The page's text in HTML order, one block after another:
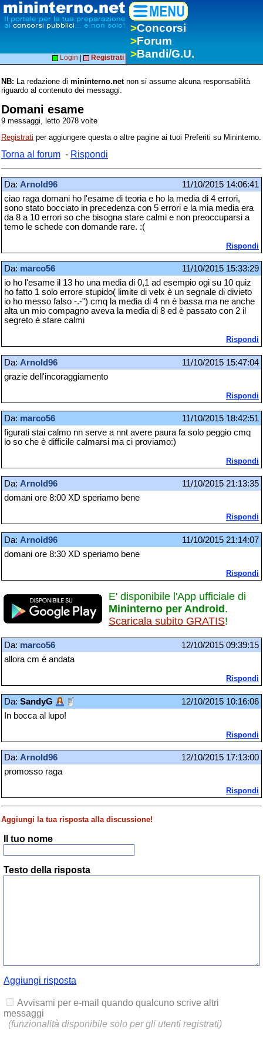
>Concorsi
>Forum
>Bandi/G.U.
Login Registrati
NB: La redazione di mininterno.netnon si assume alcuna responsabilità
riguardo al contenuto dei messaggi.
Domani esame
9 messaggi, letto 2078 volte
Registrati per aggiungere questa o altre pagine ai tuoi Preferiti su Mininterno.
Torna al forum - Rispondi
Da: Arnold96
11/10/2015 14:06:41
ciao raga domani ho l'esame di teoria e ho la media di 4 errori,
sono stato bocciato in precedenza con 5 errori e la mia media era
da 8 a 10 errori so che bisogna stare calmi e non preoccuparsi a
temo le schede con domande rare. :(
Rispondi
Da: marco56
11/10/2015 15:33:29
io ho l'esame il 13 ho una media di 0,1 ad esempio ogi su 10 quiz
ho fatto 1 solo errore stupido( limite di velx è un segnale di divieto
io ho messo falso -.-") cmq la media di 4 nn è bassa ma ne anche
alta un mio compagno aveva la media di 8 ed è passato con 2 il
segreto è stare calmi
Rispondi
Da: Arnold96
11/10/2015 15:47:04
grazie dell'incoraggiamento
Rispondi
Da: marco56
11/10/2015 18:42:51
figurati stai calmo nn serve a nnt avere paura fa solo peggio cmq
lo so che è difficile calmarsi ma ci proviamo:)
Rispondi
Da: Arnold96
11/10/2015 21:13:35
domani ore 8:00 XD speriamo bene
Rispondi
Da: Arnold96
11/10/2015 21:14:07
domani ore 8:30 XD speriamo bene
Rispondi
E' disponibile l'App ufficiale di
Mininterno per Android.
Scaricala subito GRATIS!
Da: marco56
12/10/2015 09:39:15
allora cm è andata
Rispondi
Da: SandyG
12/10/2015 10:16:06
In bocca al lupo!
Rispondi
Da: Arnold96
12/10/2015 17:13:00
promosso raga
Rispondi
Aggiungi la tua risposta alla discussione!
Il tuo nome
Testo della risposta
Aggiungi risposta
Avvisami per e-mail quando qualcuno scrive altri
messaggi
(funzionalità disponibile solo per gli utenti registrati)